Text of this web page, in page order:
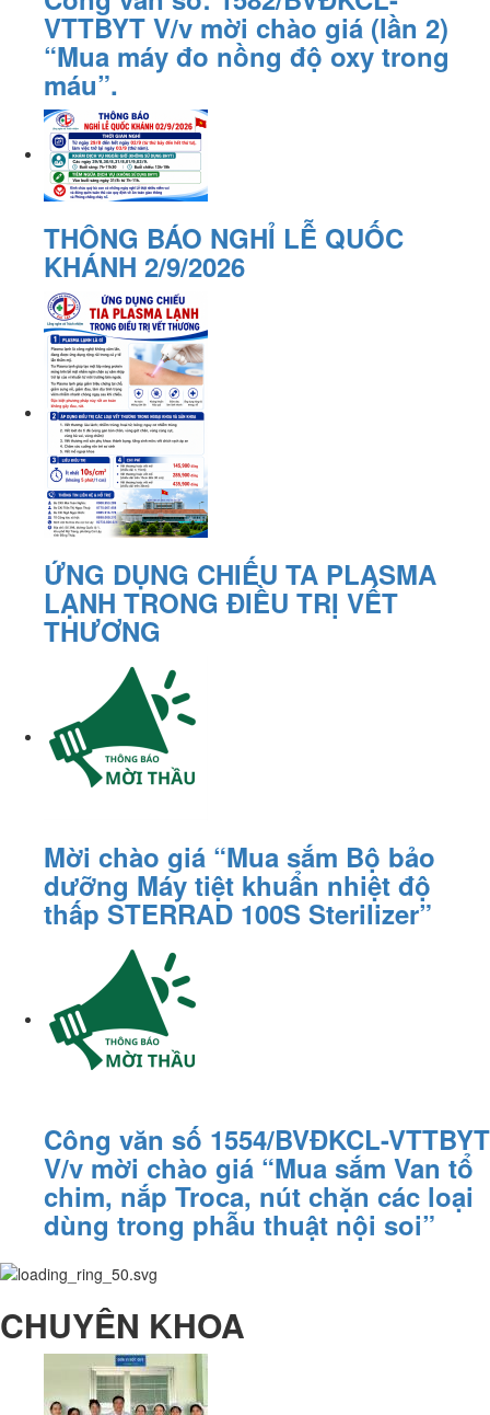
VTTBYT V/v mời chào giá (lần 2)
“Mua máy đo nồng độ oxy trong
máu”.
THÔNG BÁO NGHỈ LỄ QUỐC
KHÁNH 2/9/2026
ỨNG DỤNG CHIẾU TA PLASMA
LẠNH TRONG ĐIỀU TRỊ VẾT
THƯƠNG
Mời chào giá “Mua sắm Bộ bảo
dưỡng Máy tiệt khuẩn nhiệt độ
thấp STERRAD 100S Sterilizer”
Công văn số 1554/BVĐKCL-VTTBYT
V/v mời chào giá “Mua sắm Van tổ
chim, nắp Troca, nút chặn các loại
dùng trong phẫu thuật nội soi”
CHUYÊN KHOA